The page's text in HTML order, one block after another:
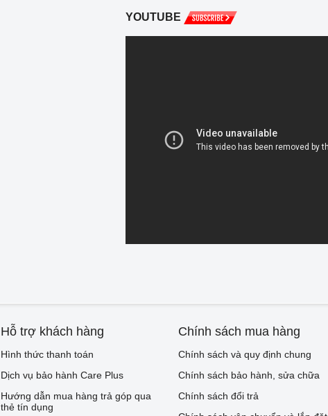
YOUTUBE
Hỗ trợ khách hàng
Hình thức thanh toán
Dịch vụ bảo hành Care Plus
Hướng dẫn mua hàng trả góp qua
thẻ tín dụng
Chính sách mua hàng
Chính sách và quy định chung
Chính sách bảo hành, sửa chữa
Chính sách đổi trả